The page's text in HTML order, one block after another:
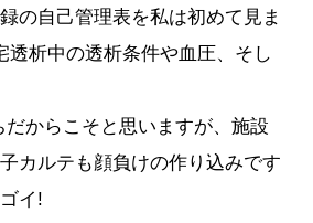
の自己管理表を私は初めて見ま
透析中の透析条件や血圧、そし
だからこそと思いますが、施設
カルテも顔負けの作り込みです
イ!